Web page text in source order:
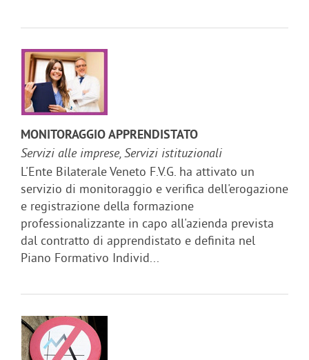
MONITORAGGIO APPRENDISTATO
Servizi alle imprese, Servizi istituzionali
L'Ente Bilaterale Veneto F.V.G. ha attivato un
servizio di monitoraggio e verifica dell'erogazione
e registrazione della formazione
professionalizzante in capo all'azienda prevista
dal contratto di apprendistato e definita nel
Piano Formativo Individ...